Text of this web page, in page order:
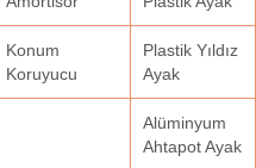
Konum
Koruyucu
Plastik Yıldız
Ayak
Alüminyum
Ahtapot Ayak